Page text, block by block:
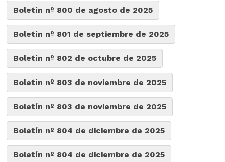
Boletín nº 800 de agosto de 2025
Boletín nº 801 de septiembre de 2025
Boletín nº 802 de octubre de 2025
Boletín nº 803 de noviembre de 2025
Boletín nº 803 de noviembre de 2025
Boletín nº 804 de diciembre de 2025
Boletín nº 804 de diciembre de 2025